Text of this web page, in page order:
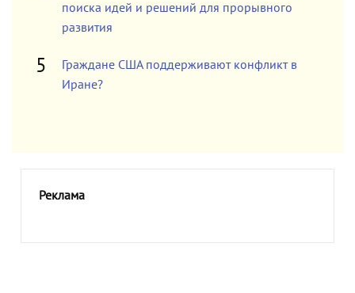
поиска идей и решений для прорывного
развития
Граждане США поддерживают конфликт в
Иране?
Реклама